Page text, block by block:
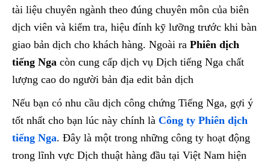
tài liệu chuyên ngành theo đúng chuyên môn của biên
dịch viên và kiểm tra, hiệu đính kỹ lưỡng trước khi bàn
giao bản dịch cho khách hàng. Ngoài ra Phiên dịch
tiếng Nga còn cung cấp dịch vụ Dịch tiếng Nga chất
lượng cao do người bản địa edit bản dịch
Nếu bạn có nhu cầu dịch công chứng Tiếng Nga, gợi ý
tốt nhất cho bạn lúc này chính là Công ty Phiên dịch
tiếng Nga. Đây là một trong những công ty hoạt động
trong lĩnh vực Dịch thuật hàng đầu tại Việt Nam hiện